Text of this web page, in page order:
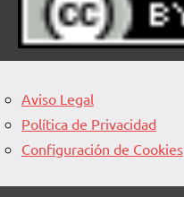
Aviso Legal
Política de Privacidad
Configuración de Cookies